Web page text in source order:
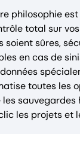
philosophie
total sur
soient sûres,
en cas de
toutes les
les projets et